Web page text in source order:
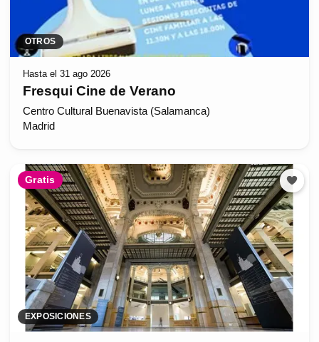
OTROS
Hasta el 31 ago 2026
Fresqui Cine de Verano
Centro Cultural Buenavista (Salamanca)
Madrid
Gratis
EXPOSICIONES